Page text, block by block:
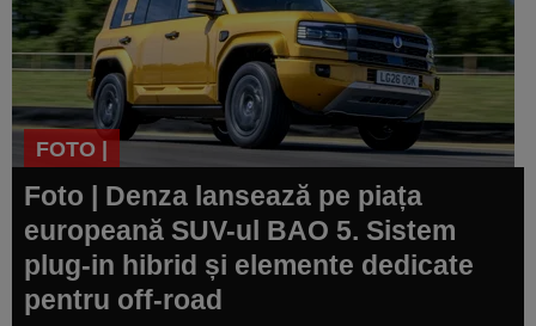
FOTO |
Foto | Denza lansează pe piața
europeană SUV-ul BAO 5. Sistem
plug-in hibrid și elemente dedicate
pentru off-road